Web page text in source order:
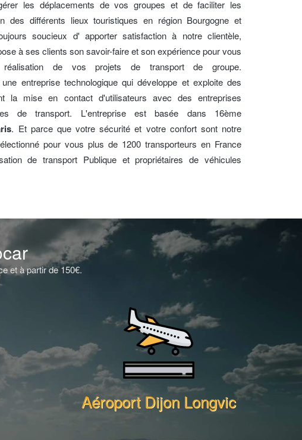
les déplacements de vos groupes et de faciliter les
des différents lieux touristiques en région Bourgogne et
soucieux d' apporter satisfaction à notre clientèle,
à ses clients son savoir-faire et son expérience pour vous
de vos projets de transport de groupe.
entreprise technologique qui développe et exploite des
la mise en contact d'utilisateurs avec des entreprises
de transport. L'entreprise est basée dans 16ème
. Et parce que votre sécurité et votre confort sont notre
pour vous plus de 1200 transporteurs en France
de transport Publique et propriétaires de véhicules
et à partir de 150€.
Aéroport Dijon Longvic